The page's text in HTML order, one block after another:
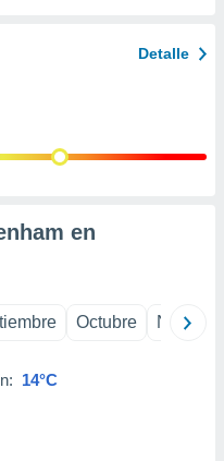
Detalle
en
Octubre
14°C